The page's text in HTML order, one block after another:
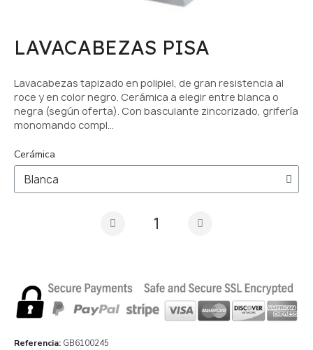
LAVACABEZAS PISA
Lavacabezas tapizado en polipiel, de gran resistencia al
roce y en color negro. Cerámica a elegir entre blanca o
negra (según oferta). Con basculante zincorizado, grifería
monomando compl…
Cerámica
Referencia GB6100245